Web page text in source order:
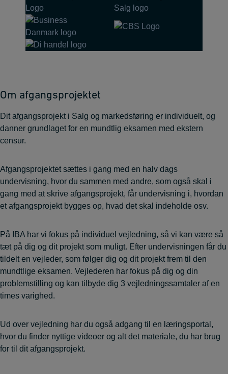
Om afgangsprojektet
Dit afgangsprojekt i Salg og markedsføring er individuelt, og
danner grundlaget for en mundtlig eksamen med ekstern
censur.
Afgangsprojektet sættes i gang med en halv dags
undervisning, hvor du sammen med andre, som også skal i
gang med at skrive afgangsprojekt, får undervisning i, hvordan
et afgangsprojekt bygges op, hvad det skal indeholde osv.
På IBA har vi fokus på individuel vejledning, så vi kan være så
tæt på dig og dit projekt som muligt. Efter undervisningen får du
tildelt en vejleder, som følger dig og dit projekt frem til den
mundtlige eksamen. Vejlederen har fokus på dig og din
problemstilling og kan tilbyde dig 3 vejledningssamtaler af en
times varighed.
Ud over vejledning har du også adgang til en læringsportal,
hvor du finder nyttige videoer og alt det materiale, du har brug
for til dit afgangsprojekt.